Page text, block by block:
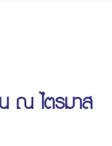
ณ ไตรมาส